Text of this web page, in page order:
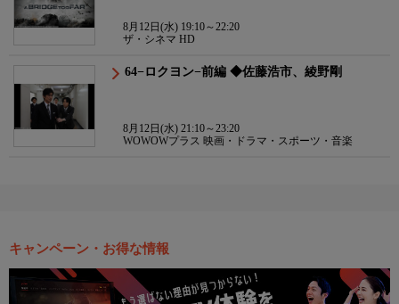
8月12日(水) 19:10～22:20
ザ・シネマ HD
64−ロクヨン−前編 ◆佐藤浩市、綾野剛
8月12日(水) 21:10～23:20
WOWOWプラス 映画・ドラマ・スポーツ・音楽
キャンペーン・お得な情報